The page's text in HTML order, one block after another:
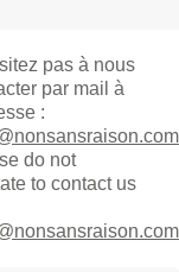
pas à nous
par mail à
:
do not
to contact us